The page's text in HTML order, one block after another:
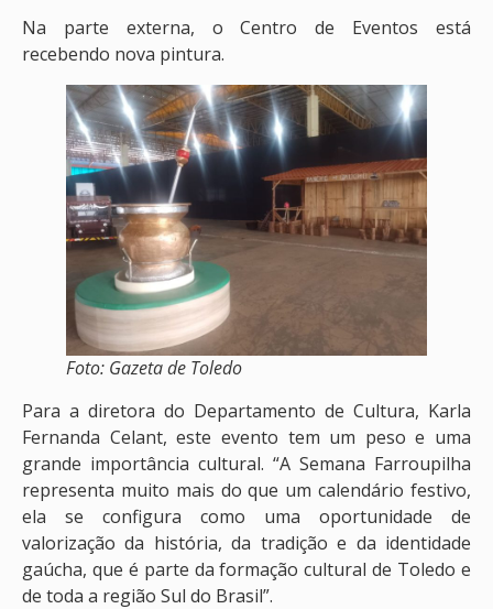
Na parte externa, o Centro de Eventos está
recebendo nova pintura.
Foto: Gazeta de Toledo
Para a diretora do Departamento de Cultura, Karla
Fernanda Celant, este evento tem um peso e uma
grande importância cultural. “A Semana Farroupilha
representa muito mais do que um calendário festivo,
ela se configura como uma oportunidade de
valorização da história, da tradição e da identidade
gaúcha, que é parte da formação cultural de Toledo e
de toda a região Sul do Brasil”.